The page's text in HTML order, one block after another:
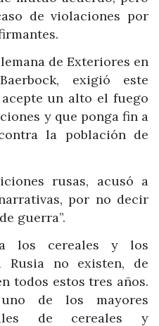
de violaciones por
de Exteriores en
exigió este
un alto el fuego
y que ponga fin a
la población de
rusas, acusó a
por no decir
guerra”.
los cereales y los
Rusia no existen, de
todos estos tres años.
de los mayores
de cereales y